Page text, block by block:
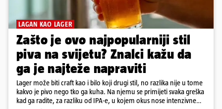
LAGAN KAO LAGER
Zašto je ovo najpopularniji stil
piva na svijetu? Znalci kažu da
ga je najteže napraviti
Lager može biti craft kao i bilo koji drugi stil, no razlika nije u tome
kakvo je pivo nego tko ga kuha. Na njemu se primijeti svaka greška
kad ga radite, za razliku od IPA-e, u kojem okus nose intenzivne